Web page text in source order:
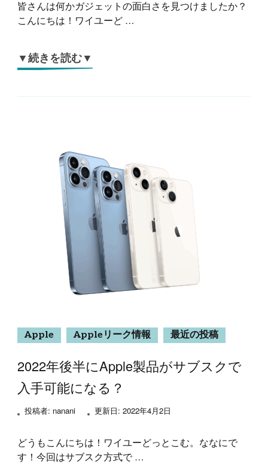
皆さんは何かガジェットの面白さを見つけましたか？
こんにちは！ワイユーど …
▼続きを読む▼
Apple Appleリーク情報 最近の投稿
2022年後半にApple製品がサブスクで
入手可能になる？
投稿者: nanani 更新日: 2022年4月2日
どうもこんにちは！ワイユーどっとこむ。ななにで
す！今回はサブスク方式で …